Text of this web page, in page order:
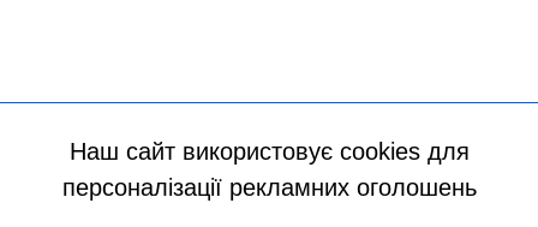
Наш сайт використовує cookies для
персоналізації рекламних оголошень